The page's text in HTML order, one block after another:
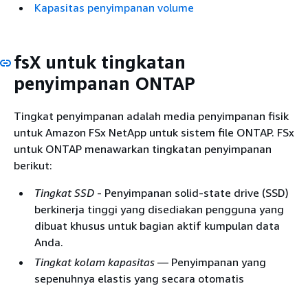
Kapasitas penyimpanan volume
fsX untuk tingkatan
penyimpanan ONTAP
Tingkat penyimpanan adalah media penyimpanan fisik
untuk Amazon FSx NetApp untuk sistem file ONTAP. FSx
untuk ONTAP menawarkan tingkatan penyimpanan
berikut:
Tingkat SSD - Penyimpanan solid-state drive (SSD)
berkinerja tinggi yang disediakan pengguna yang
dibuat khusus untuk bagian aktif kumpulan data
Anda.
Tingkat kolam kapasitas — Penyimpanan yang
sepenuhnya elastis yang secara otomatis